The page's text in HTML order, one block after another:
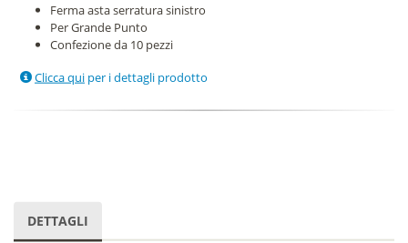
Ferma asta serratura sinistro
Per Grande Punto
Confezione da 10 pezzi
Clicca qui per i dettagli prodotto
DETTAGLI